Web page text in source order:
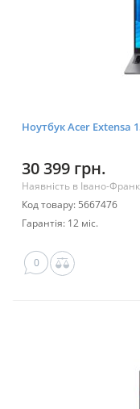
Ноутбук Acer Extensa
30 399 грн.
Наявність в Івано-
Код товару: 5667476
Гарантія: 12 міс.
0